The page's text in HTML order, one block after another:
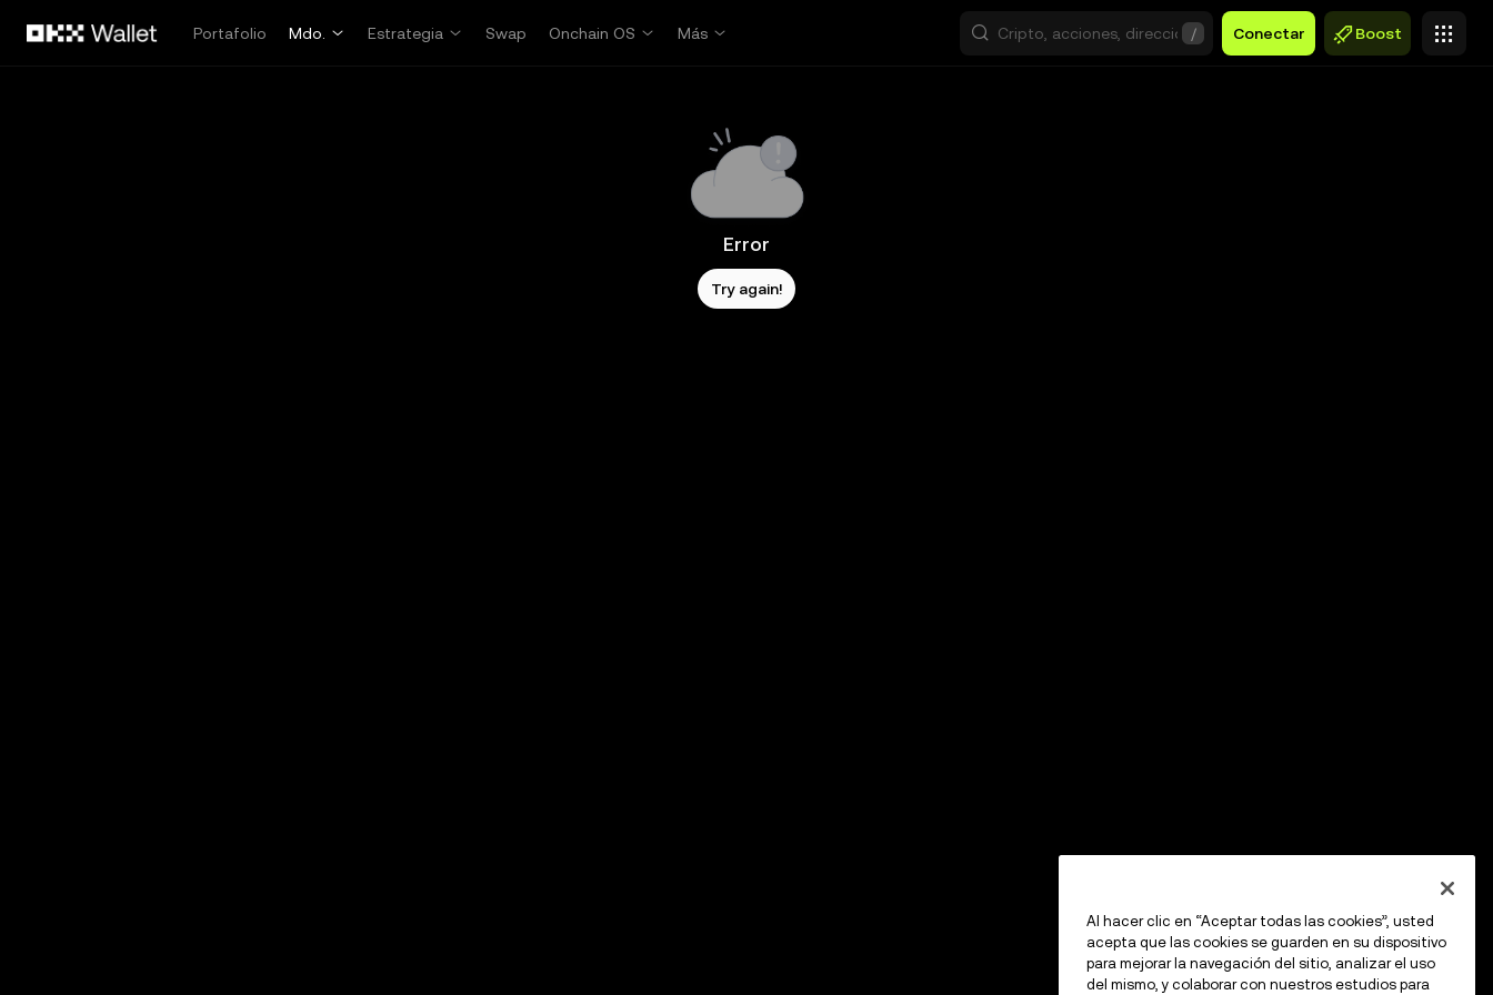
Portafolio
Mdo. Estrategia Swap Onchain OS Más / Conectar Boost
Error
Try again!
Al hacer clic en “Aceptar todas las cookies”, usted
acepta que las cookies se guarden en su dispositivo
para mejorar la navegación del sitio, analizar el uso
del mismo, y colaborar con nuestros estudios para